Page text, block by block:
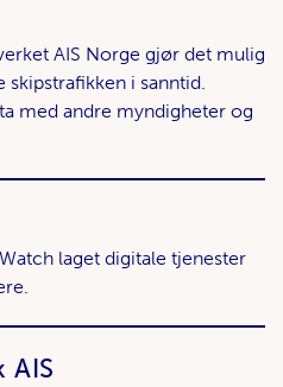
AIS Norge gjør det mulig
i sanntid.
med andre myndigheter og
laget digitale tjenester
AIS